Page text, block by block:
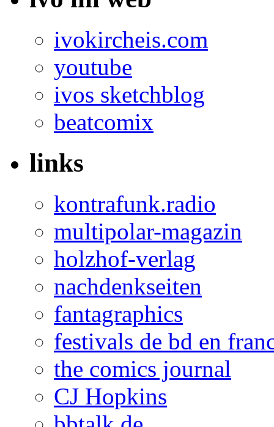
ivokircheis.com
youtube
ivos sketchblog
beatcomix
links
kontrafunk.radio
multipolar-magazin
holzhof-verlag
nachdenkseiten
fantagraphics
festivals de bd en
the comics journal
CJ Hopkins